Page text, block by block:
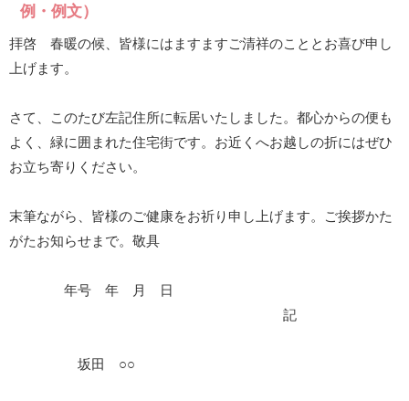
例・例文）
拝啓 春暖の候、皆様にはますますご清祥のこととお喜び申し
上げます。
さて、このたび左記住所に転居いたしました。都心からの便も
よく、緑に囲まれた住宅街です。お近くへお越しの折にはぜひ
お立ち寄りください。
末筆ながら、皆様のご健康をお祈り申し上げます。ご挨拶かた
がたお知らせまで。敬具
年号 年 月 日
記
坂田 ○○